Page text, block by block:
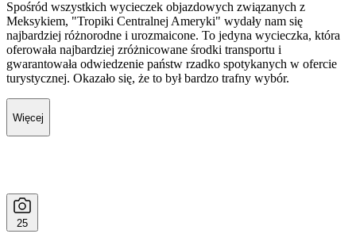
Spośród wszystkich wycieczek objazdowych związanych z
Meksykiem, "Tropiki Centralnej Ameryki" wydały nam się
najbardziej różnorodne i urozmaicone. To jedyna wycieczka, która
oferowała najbardziej zróżnicowane środki transportu i
gwarantowała odwiedzenie państw rzadko spotykanych w ofercie
turystycznej. Okazało się, że to był bardzo trafny wybór.
Więcej
25